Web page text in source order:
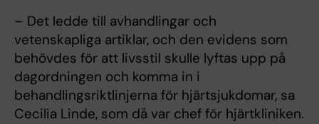
– Det ledde till avhandlingar och
vetenskapliga artiklar, och den evidens som
behövdes för att livsstil skulle lyftas upp på
dagordningen och komma in i
behandlingsriktlinjerna för hjärtsjukdomar, sa
Cecilia Linde, som då var chef för hjärtkliniken.